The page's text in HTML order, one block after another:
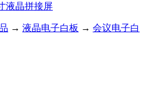
液晶拼接屏
→ 液晶电子白板 → 会议电子白